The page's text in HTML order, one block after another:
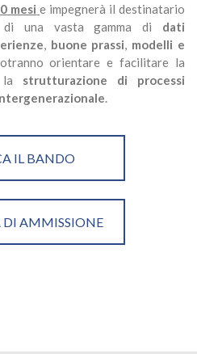
mesi e impegnerà il destinatario
di una vasta gamma di dati
, buone prassi, modelli e
orientare e facilitare la
la strutturazione di processi
.
IL BANDO
AMMISSIONE